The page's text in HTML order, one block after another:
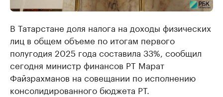
В Татарстане доля налога на доходы физических
лиц в общем объеме по итогам первого
полугодия 2025 года составила 33%, сообщил
сегодня министр финансов РТ Марат
Файзрахманов на совещании по исполнению
консолидированного бюджета РТ.